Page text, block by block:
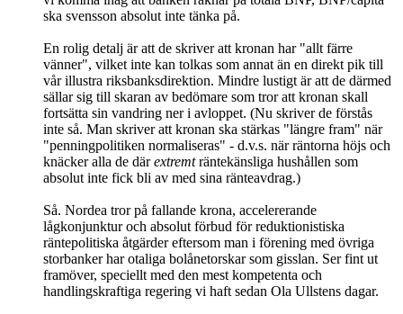
ska svensson absolut inte tänka på.
En rolig detalj är att de skriver att kronan har "allt färre
vänner", vilket inte kan tolkas som annat än en direkt pik till
vår illustra riksbanksdirektion. Mindre lustigt är att de därmed
sällar sig till skaran av bedömare som tror att kronan skall
fortsätta sin vandring ner i avloppet. (Nu skriver de förstås
inte så. Man skriver att kronan ska stärkas "längre fram" när
"penningpolitiken normaliseras" - d.v.s. när räntorna höjs och
knäcker alla de därextremträntekänsliga hushållen som
absolut inte fick bli av med sina ränteavdrag.)
Så. Nordea tror på fallande krona, accelererande
lågkonjunktur och absolut förbud för reduktionistiska
räntepolitiska åtgärder eftersom man i förening med övriga
storbanker har otaliga bolånetorskar som gisslan. Ser fint ut
framöver, speciellt med den mest kompetenta och
handlingskraftiga regering vi haft sedan Ola Ullstens dagar.